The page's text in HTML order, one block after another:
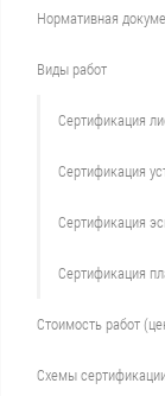
Нормативная
Виды работ
Сертификация
Сертификация
Сертификация
Сертификация
Стоимость работ
Схемы